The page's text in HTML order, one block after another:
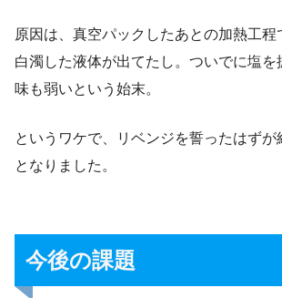
原因は、真空パックしたあとの加熱工
白濁した液体が出てたし。ついでに塩を
味も弱いという始末。
というワケで、リベンジを誓ったはずが
となりました。
今後の課題